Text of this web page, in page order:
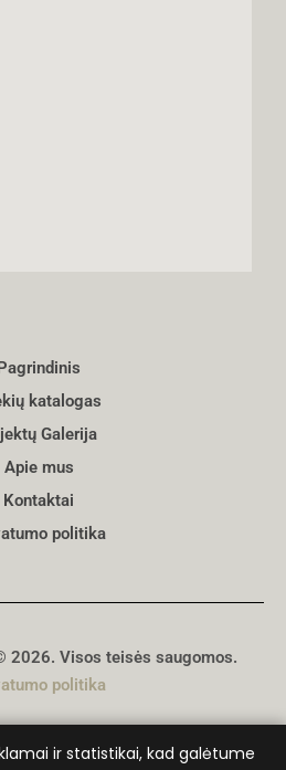
Pagrindinis
katalogas
Galerija
Apie mus
Kontaktai
politika
2026. Visos teisės saugomos.
politika
ir statistikai, kad galėtume